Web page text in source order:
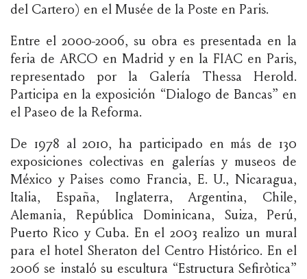
del Cartero) en el Musée de la Poste en Paris.
Entre el 2000-2006, su obra es presentada en la
feria de ARCO en Madrid y en la FIAC en Paris,
representado por la Galería Thessa Herold.
Participa en la exposición “Dialogo de Bancas” en
el Paseo de la Reforma.
De 1978 al 2010, ha participado en más de 130
exposiciones colectivas en galerías y museos de
México y Paises como Francia, E. U., Nicaragua,
Italia, España, Inglaterra, Argentina, Chile,
Alemania, República Dominicana, Suiza, Perú,
Puerto Rico y Cuba. En el 2003 realizo un mural
para el hotel Sheraton del Centro Histórico. En el
2006 se instaló su escultura “Estructura Sefiròtica”